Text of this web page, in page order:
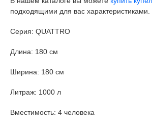
подходящими для вас характеристиками.
Серия: QUATTRO
Длина: 180 см
Ширина: 180 см
Литраж: 1000 л
Вместимость: 4 человека